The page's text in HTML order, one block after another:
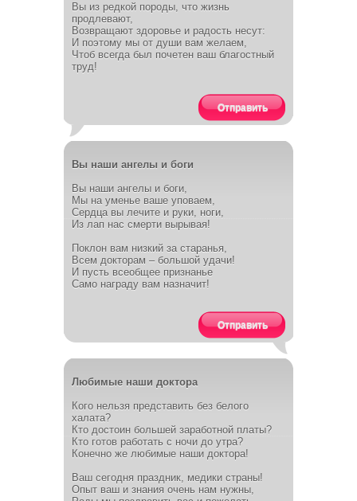
Вы из редкой породы, что жизнь
продлевают,
Возвращают здоровье и радость несут:
И поэтому мы от души вам желаем,
Чтоб всегда был почетен ваш благостный
труд!
Отправить
Вы наши ангелы и боги
Вы наши ангелы и боги,
Мы на уменье ваше уповаем,
Сердца вы лечите и руки, ноги,
Из лап нас смерти вырывая!
Поклон вам низкий за старанья,
Всем докторам – большой удачи!
И пусть всеобщее признанье
Само награду вам назначит!
Отправить
Любимые наши доктора
Кого нельзя представить без белого
халата?
Кто достоин большей заработной платы?
Кто готов работать с ночи до утра?
Конечно же любимые наши доктора!
Ваш сегодня праздник, медики страны!
Опыт ваш и знания очень нам нужны,